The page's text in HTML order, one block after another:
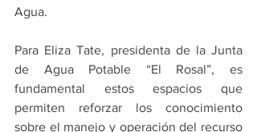
Agua.
Para Eliza Tate, presidenta de la Junta
de Agua Potable “El Rosal”, es
fundamental estos espacios que
permiten reforzar los conocimiento
sobre el manejo y operación del recurso